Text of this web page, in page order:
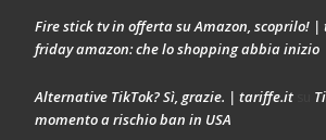
Fire stick tv in offerta su Amazon, scoprilo!
friday amazon: che lo shopping abbia inizio
Alternative TikTok? Sì, grazie. | tariffe.it
momento a rischio ban in USA